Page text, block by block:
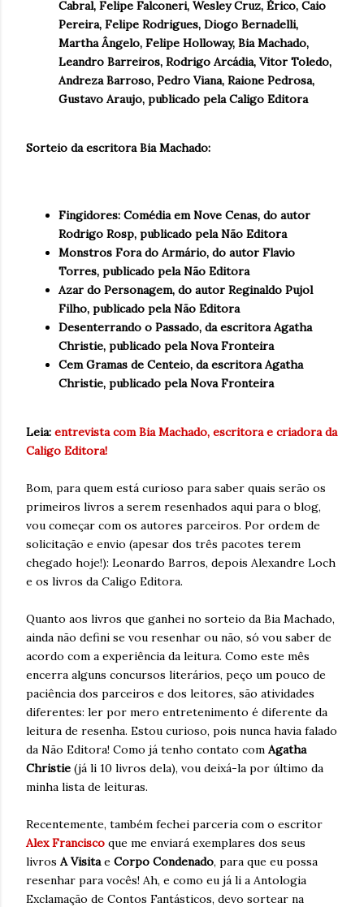
Cabral, Felipe Falconeri, Wesley Cruz, Érico, Caio
Pereira, Felipe Rodrigues, Diogo Bernadelli,
Martha Ângelo, Felipe Holloway, Bia Machado,
Leandro Barreiros, Rodrigo Arcádia, Vitor Toledo,
Andreza Barroso, Pedro Viana, Raione Pedrosa,
Gustavo Araujo, publicado pela Caligo Editora
Sorteio da escritora Bia Machado:
Fingidores: Comédia em Nove Cenas, do autor
Rodrigo Rosp, publicado pela Não Editora
Monstros Fora do Armário, do autor Flavio
Torres, publicado pela Não Editora
Azar do Personagem, do autor Reginaldo Pujol
Filho, publicado pela Não Editora
Desenterrando o Passado, da escritora Agatha
Christie, publicado pela Nova Fronteira
Cem Gramas de Centeio, da escritora Agatha
Christie, publicado pela Nova Fronteira
Leia: entrevista com Bia Machado, escritora e criadora da
Caligo Editora!
Bom, para quem está curioso para saber quais serão os
primeiros livros a serem resenhados aqui para o blog,
vou começar com os autores parceiros. Por ordem de
solicitação e envio (apesar dos três pacotes terem
chegado hoje!): Leonardo Barros, depois Alexandre Loch
e os livros da Caligo Editora.
Quanto aos livros que ganhei no sorteio da Bia Machado,
ainda não defini se vou resenhar ou não, só vou saber de
acordo com a experiência da leitura. Como este mês
encerra alguns concursos literários, peço um pouco de
paciência dos parceiros e dos leitores, são atividades
diferentes: ler por mero entretenimento é diferente da
leitura de resenha. Estou curioso, pois nunca havia falado
da Não Editora! Como já tenho contato com Agatha
Christie (já li 10 livros dela), vou deixá-la por último da
minha lista de leituras.
Recentemente, também fechei parceria com o escritor
Alex Francisco que me enviará exemplares dos seus
livros A Visitae Corpo Condenado, para que eu possa
resenhar para vocês! Ah, e como eu já li a Antologia
Exclamação de Contos Fantásticos, devo sortear na